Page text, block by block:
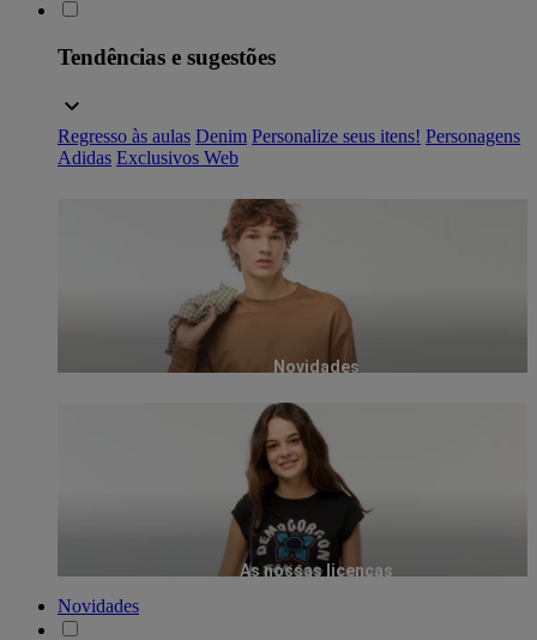
Tendências e sugestões
Regresso às aulas Denim Personalize seus itens! Personagens
Adidas Exclusivos Web
Novidades
As nossas licenças
Novidades